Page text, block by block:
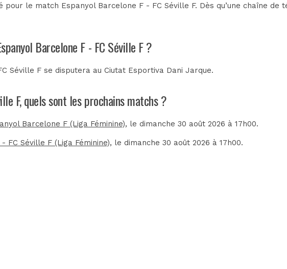
pour le match Espanyol Barcelone F - FC Séville F. Dès qu’une chaîne
Barcelone F - FC Séville F ?
Séville F se disputera auCiutat Esportiva Dani Jarque.
F, quels sont les prochains matchs ?
Barcelone F (Liga Féminine), le dimanche 30 août 2026 à 17h00.
FC Séville F (Liga Féminine), le dimanche 30 août 2026 à 17h00.